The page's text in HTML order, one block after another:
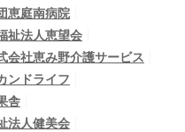
恵庭南病院
祉法人恵望会
会社恵み野介護サービス
ンドライフ
舎
法人健美会